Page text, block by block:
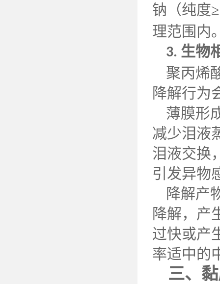
钠（纯度≥
理范围内
3. 生物
聚丙烯
降解行为
薄膜形
减少泪液
泪液交换
引发异物
降解产
降解，产
过快或产
率适中的
三、